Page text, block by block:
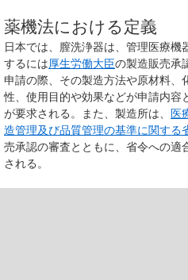
薬機法における定義
日本では、膣洗浄器は、管理医療機
するには厚生労働大臣の製造販売承
申請の際、その製造方法や原材料、
性、使用目的や効果などが申請内容
が要求される。また、製造所は、
医
造管理及び品質管理の基準に関する
売承認の審査とともに、省令への適
される。